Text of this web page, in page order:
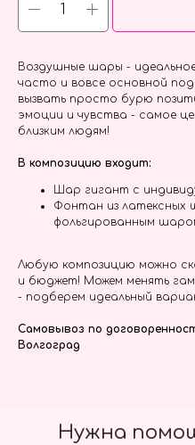
Воздушные шары -
часто и вовсе основной
вызвать просто бурю
эмоции и чувства - самое
близким людям!
В композицию входит:
Шар гигант с
Фонтан из латексных
фольгированным
Любую композицию можно
и бюджет! Можем менять
- подберем идеальный
Самовывоз по
Волгоград
Нужна